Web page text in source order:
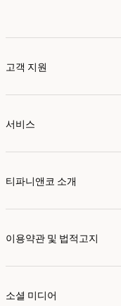
고객 지원
서비스
티파니앤코 소개
이용약관 및 법적고지
소셜 미디어